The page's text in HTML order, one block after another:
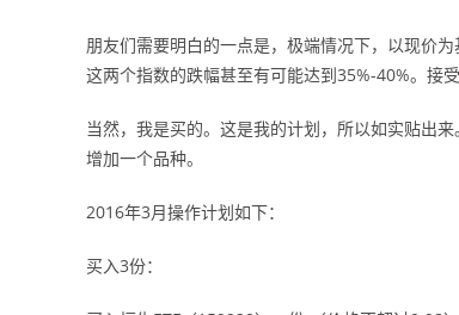
朋友们需要明白的一点是，极端情况下，以现价为
这两个指数的跌幅甚至有可能达到35%-40%。接
当然，我是买的。这是我的计划，所以如实贴出
增加一个品种。
2016年3月操作计划如下：
买入3份：